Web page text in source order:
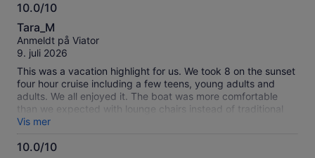
10.0/10
10.0
av
10
Tara_M
Anmeldt på Viator
9. juli 2026
This was a vacation highlight for us. We took 8 on the sunset
four hour cruise including a few teens, young adults and
adults. We all enjoyed it. The boat was more comfortable
than we expected with lounge chairs instead of traditional
rows of chairs. It was a pool party atmosphere at the first
swim stop with swimming off the boat. Most people did
general swimming, not snorkeling. Probably too many people
Vis mer
10.0/10